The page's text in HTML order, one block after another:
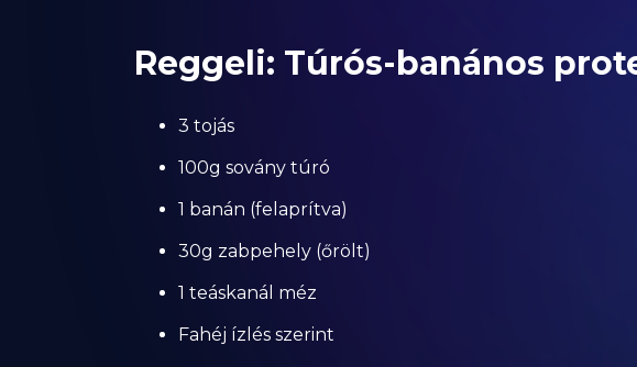
Reggeli: Túrós-banános
3 tojás
100g sovány túró
1 banán (felaprítva)
30g zabpehely (őrölt)
1 teáskanál méz
Fahéj ízlés szerint